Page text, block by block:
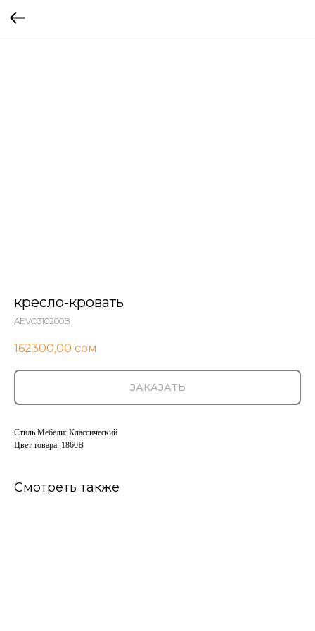
кресло-кровать
AEVO310200B
162300,00 сом
ЗАКАЗАТЬ
Стиль Мебели: Классический
Цвет товара: 1860B
Смотреть также